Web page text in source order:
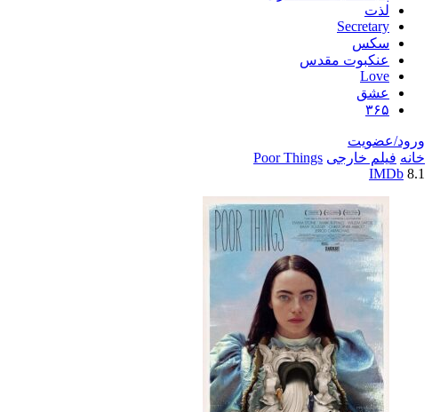
لذت
Secretary
سکس
عنکبوت مقدس
Love
عشق
۳۶۵
ورود/عضویت
خانه فیلم خارجی Poor Things
IMDb 8.1